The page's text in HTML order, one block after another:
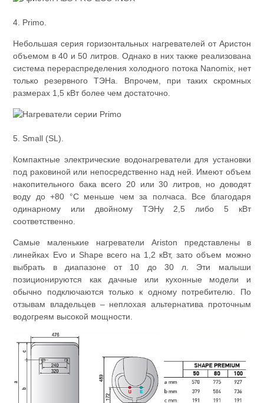
4. Primo.
Небольшая серия горизонтальных нагревателей от Аристон
объемом в 40 и 50 литров. Однако в них также реализована
система перераспределения холодного потока Nanomix, нет
только резервного ТЭНа. Впрочем, при таких скромных
размерах 1,5 кВт более чем достаточно.
5. Small (SL).
Компактные электрические водонагреватели для установки
под раковиной или непосредственно над ней. Имеют объем
накопительного бака всего 20 или 30 литров, но доводят
воду до +80 °С меньше чем за полчаса. Все благодаря
одинарному или двойному ТЭНу 2,5 либо 5 кВт
соответственно.
Самые маленькие нагреватели Ariston представлены в
линейках Evo и Shape всего на 1,2 кВт, зато объем можно
выбрать в диапазоне от 10 до 30 л. Эти малыши
позиционируются как дачные или кухонные модели и
обычно подключаются только к одному потребителю. По
отзывам владельцев – неплохая альтернатива проточным
водогреям высокой мощности.